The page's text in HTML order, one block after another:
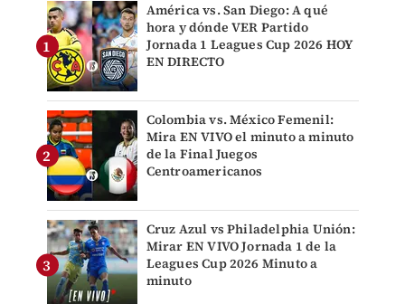
América vs. San Diego: A qué
hora y dónde VER Partido
Jornada 1 Leagues Cup 2026 HOY
EN DIRECTO
Colombia vs. México Femenil:
Mira EN VIVO el minuto a minuto
de la Final Juegos
Centroamericanos
Cruz Azul vs Philadelphia Unión:
Mirar EN VIVO Jornada 1 de la
Leagues Cup 2026 Minuto a
minuto